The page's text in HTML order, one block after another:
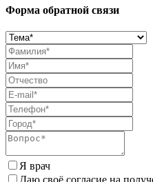
Форма обратной связи
Я врач